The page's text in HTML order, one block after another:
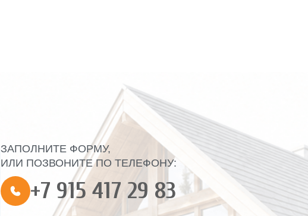
ЗАПОЛНИТЕ ФОРМУ,
ИЛИ ПОЗВОНИТЕ ПО ТЕЛЕФОНУ:
+7 915 417 29 83